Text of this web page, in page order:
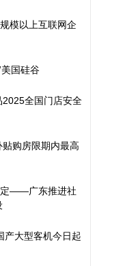
模以上互联网企
国硅谷
全国门店安全
购房限期内最高
定——广东推进社
产大型客机今日起